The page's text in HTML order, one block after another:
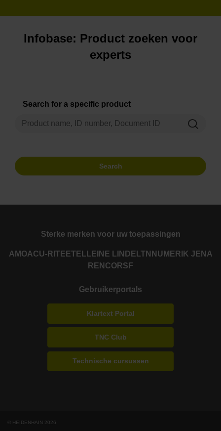
Infobase: Product zoeken voor
experts
Search for a specific product
Search
Sterke merken voor uw toepassingen
AMOACU-RITE ETEL LEINE LINDE LTN NUMERIK JENA
RENCORSF
Gebruikerportals
Klartext Portal
TNC Club
Technische cursussen
© HEIDENHAIN 2026